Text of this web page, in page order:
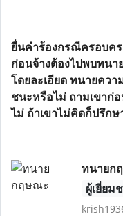
ยื่นคำร้องกรณีครอบค
ก่อนจ้างต้องไปพบทนา
โดยละเอียด ทนายควา
ชนะหรือไม่ ถามเขาก่
ไม่ ถ้าเขาไม่คิดก็ปรึกษ
ทนายก
ผู้เยี่ยม